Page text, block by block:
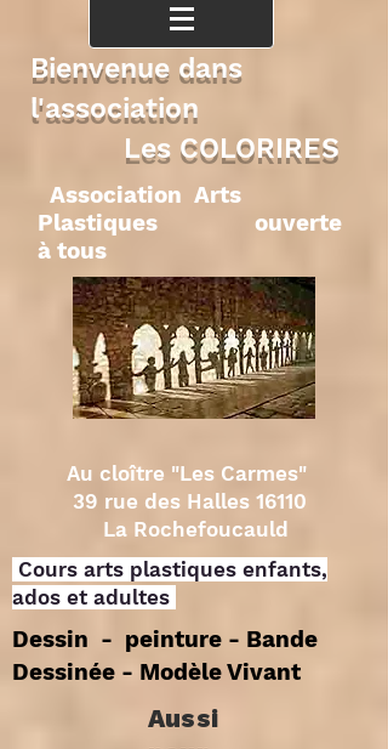
Bienvenue dans
l'association
Les COLORIRES
Association Arts
Plastiques ouverte
à tous
Au cloître "Les Carmes"
39 rue des Halles 16110
La Rochefoucauld
Cours arts plastiques enfants,
ados et adultes
Dessin - peinture - Bande
Dessinée - Modèle Vivant
Aussi